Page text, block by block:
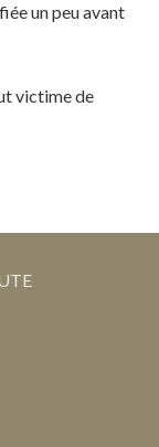
un peu avant
victime de